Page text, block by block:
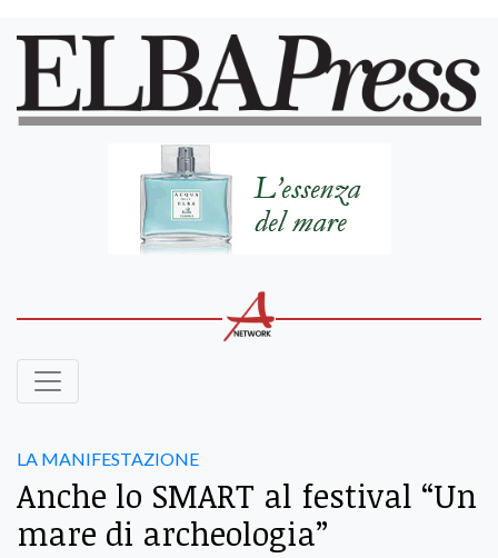
LA MANIFESTAZIONE
Anche lo SMART al festival “Un
mare di archeologia”